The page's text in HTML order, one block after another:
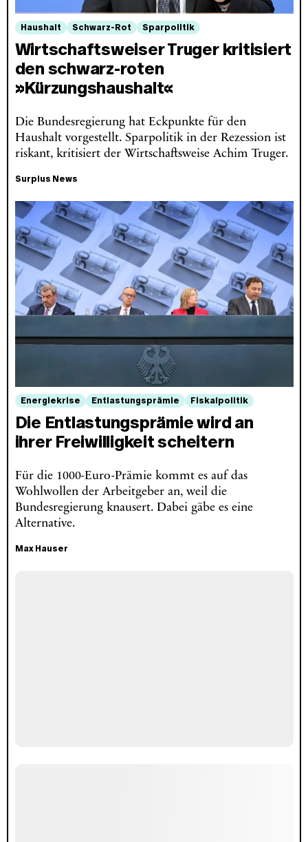
Haushalt Schwarz-Rot Sparpolitik
Wirtschaftsweiser Truger kritisiert
den schwarz-roten
»Kürzungshaushalt«
Die Bundesregierung hat Eckpunkte für den
Haushalt vorgestellt. Sparpolitik in der Rezession ist
riskant, kritisiert der Wirtschaftsweise Achim Truger.
Surplus News
Energiekrise Entlastungsprämie Fiskalpolitik
Die Entlastungsprämie wird an
ihrer Freiwilligkeit scheitern
Für die 1000-Euro-Prämie kommt es auf das
Wohlwollen der Arbeitgeber an, weil die
Bundesregierung knausert. Dabei gäbe es eine
Alternative.
Max Hauser